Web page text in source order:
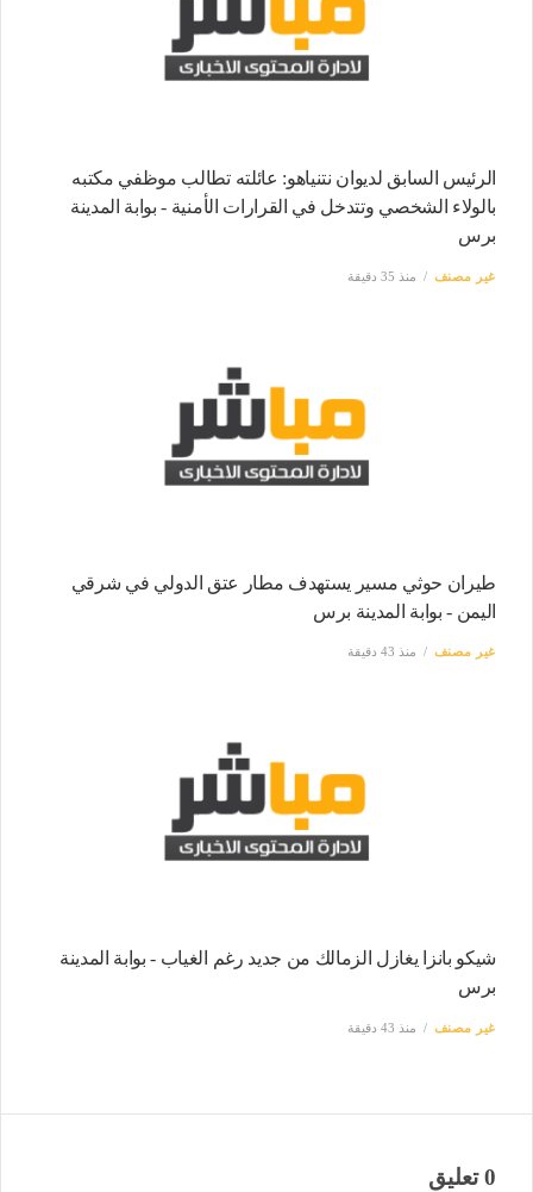
الرئيس السابق لديوان نتنياهو: عائلته تطالب موظفي مكتبه
بالولاء الشخصي وتتدخل في القرارات الأمنية - بوابة المدينة
برس
غير مصنف منذ 35 دقيقة
طيران حوثي مسير يستهدف مطار عتق الدولي في شرقي
اليمن - بوابة المدينة برس
غير مصنف منذ 43 دقيقة
شيكو بانزا يغازل الزمالك من جديد رغم الغياب - بوابة المدينة
برس
غير مصنف منذ 43 دقيقة
0 تعليق